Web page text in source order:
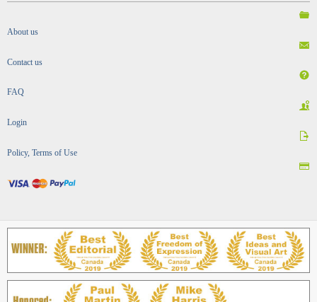
About us
Contact us
FAQ
Login
Policy, Terms of Use